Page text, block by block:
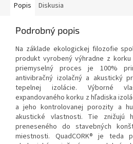
Popis Diskusia
Podrobný popis
Na základe ekologickej filozofie
produkt vyrobený výhradne z
priemyselný proces je 100%
antivibračný izolačný a akustický
tepelnej izolácie. Výborné
expandovaného korku z hľadiska
a jeho kontrolovanej porozity a
akustické vlastnosti. Tie znižujú
preneseného do stavebných
miestnosti. QuadCORK® je teda